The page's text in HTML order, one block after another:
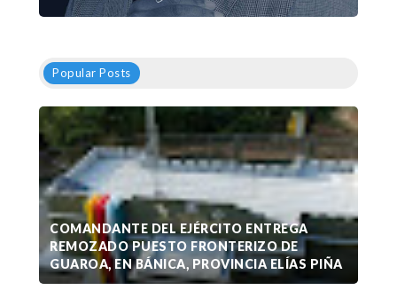
Popular Posts
COMANDANTE DEL EJÉRCITO ENTREGA
REMOZADO PUESTO FRONTERIZO DE
GUAROA, EN BÁNICA, PROVINCIA ELÍAS PIÑA